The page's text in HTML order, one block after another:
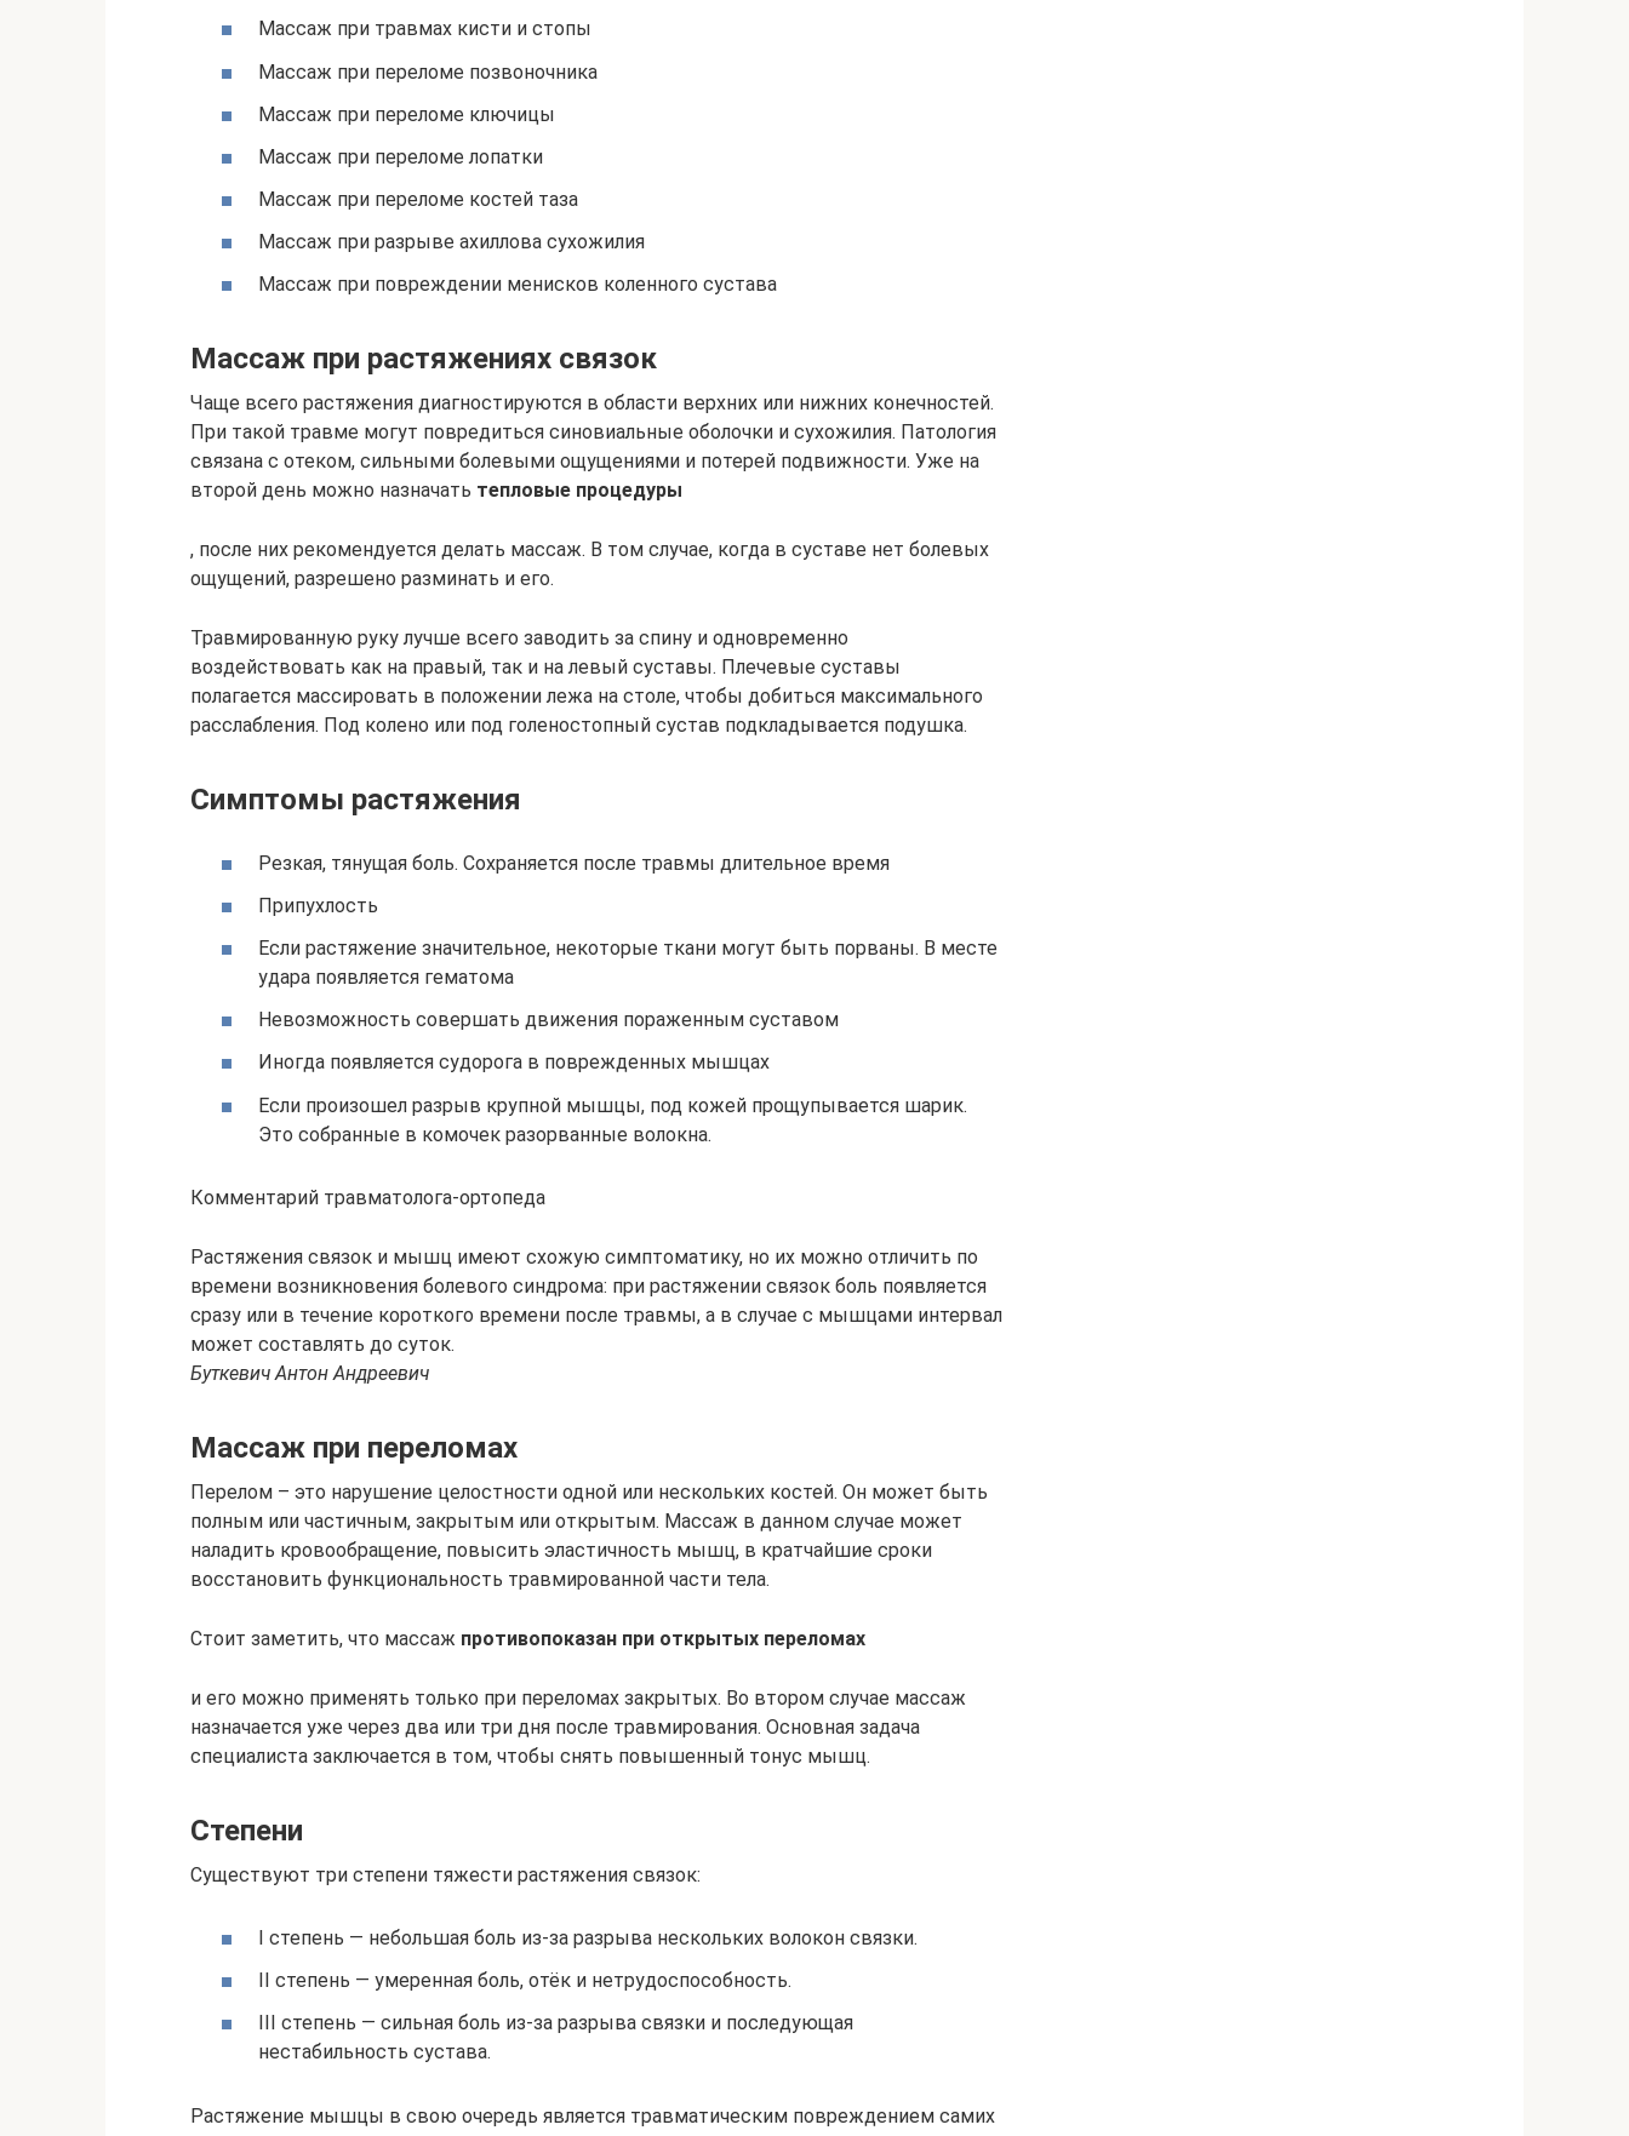
Массаж при травмах кисти и стопы
Массаж при переломе позвоночника
Массаж при переломе ключицы
Массаж при переломе лопатки
Массаж при переломе костей таза
Массаж при разрыве ахиллова сухожилия
Массаж при повреждении менисков коленного сустава
Массаж при растяжениях связок
Чаще всего растяжения диагностируются в области верхних или нижних конечностей.
При такой травме могут повредиться синовиальные оболочки и сухожилия. Патология
связана с отеком, сильными болевыми ощущениями и потерей подвижности. Уже на
второй день можно назначать тепловые процедуры
, после них рекомендуется делать массаж. В том случае, когда в суставе нет болевых
ощущений, разрешено разминать и его.
Травмированную руку лучше всего заводить за спину и одновременно
воздействовать как на правый, так и на левый суставы. Плечевые суставы
полагается массировать в положении лежа на столе, чтобы добиться максимального
расслабления. Под колено или под голеностопный сустав подкладывается подушка.
Симптомы растяжения
Резкая, тянущая боль. Сохраняется после травмы длительное время
Припухлость
Если растяжение значительное, некоторые ткани могут быть порваны. В месте
удара появляется гематома
Невозможность совершать движения пораженным суставом
Иногда появляется судорога в поврежденных мышцах
Если произошел разрыв крупной мышцы, под кожей прощупывается шарик.
Это собранные в комочек разорванные волокна.
Комментарий травматолога-ортопеда
Растяжения связок и мышц имеют схожую симптоматику, но их можно отличить по
времени возникновения болевого синдрома: при растяжении связок боль появляется
сразу или в течение короткого времени после травмы, а в случае с мышцами интервал
может составлять до суток.
Буткевич Антон Андреевич
Массаж при переломах
Перелом – это нарушение целостности одной или нескольких костей. Он может быть
полным или частичным, закрытым или открытым. Массаж в данном случае может
наладить кровообращение, повысить эластичность мышц, в кратчайшие сроки
восстановить функциональность травмированной части тела.
Стоит заметить, что массаж противопоказан при открытых переломах
и его можно применять только при переломах закрытых. Во втором случае массаж
назначается уже через два или три дня после травмирования. Основная задача
специалиста заключается в том, чтобы снять повышенный тонус мышц.
Степени
Существуют три степени тяжести растяжения связок:
I степень — небольшая боль из-за разрыва нескольких волокон связки.
II степень — умеренная боль, отёк и нетрудоспособность.
III степень — сильная боль из-за разрыва связки и последующая
нестабильность сустава.
Растяжение мышцы в свою очередь является травматическим повреждением самих